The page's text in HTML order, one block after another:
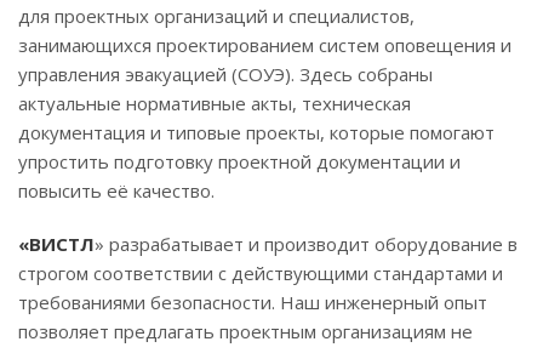
для проектных организаций и специалистов,
занимающихся проектированием систем оповещения и
управления эвакуацией (СОУЭ). Здесь собраны
актуальные нормативные акты, техническая
документация и типовые проекты, которые помогают
упростить подготовку проектной документации и
повысить её качество.
«ВИСТЛ» разрабатывает и производит оборудование в
строгом соответствии с действующими стандартами и
требованиями безопасности. Наш инженерный опыт
позволяет предлагать проектным организациям не